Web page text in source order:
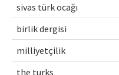
sivas türk ocağı
birlik dergisi
milliyetçilik
the turks